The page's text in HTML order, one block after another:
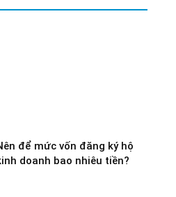
để mức vốn đăng ký hộ
doanh bao nhiêu tiền?